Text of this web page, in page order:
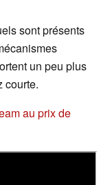
sont présents
un peu plus
courte.
au prix de